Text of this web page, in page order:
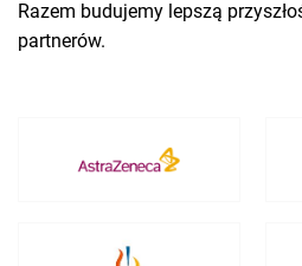
Razem budujemy lepszą
partnerów.